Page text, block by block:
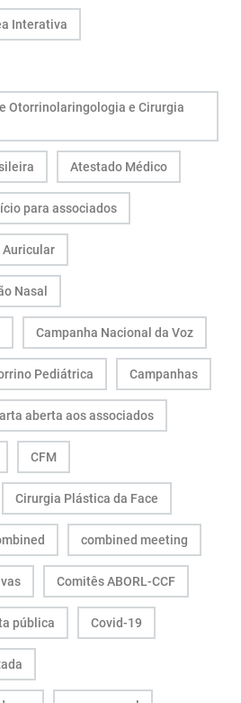
Interativa
Otorrinolaringologia e Cirurgia
Atestado Médico
para associados
Auricular
Nasal
Campanha Nacional da Voz
Pediátrica Campanhas
aberta aos associados
CFM
Cirurgia Plástica da Face
combined meeting
Comitês ABORL-CCF
pública Covid-19